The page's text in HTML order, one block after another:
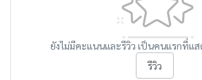
ยังไม่มีคะแนนและรีวิว เป็นคนแรกที่แ
รีวิว